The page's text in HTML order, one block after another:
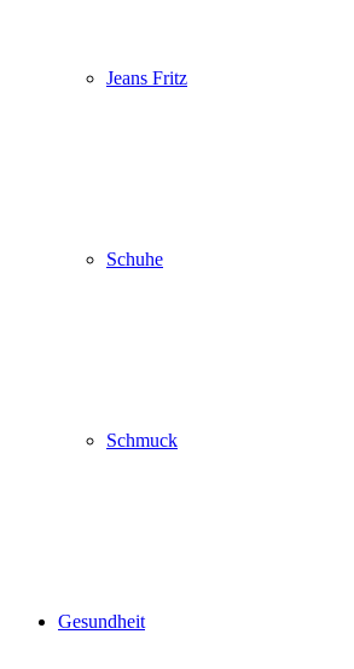
Jeans Fritz
Schuhe
Schmuck
Gesundheit